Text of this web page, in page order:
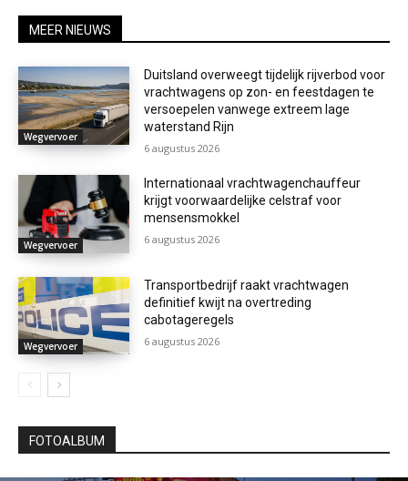
MEER NIEUWS
Wegvervoer
Duitsland overweegt tijdelijk rijverbod voor
vrachtwagens op zon- en feestdagen te
versoepelen vanwege extreem lage
waterstand Rijn
6 augustus 2026
Wegvervoer
Internationaal vrachtwagenchauffeur
krijgt voorwaardelijke celstraf voor
mensensmokkel
6 augustus 2026
Wegvervoer
Transportbedrijf raakt vrachtwagen
definitief kwijt na overtreding
cabotageregels
6 augustus 2026
FOTOALBUM